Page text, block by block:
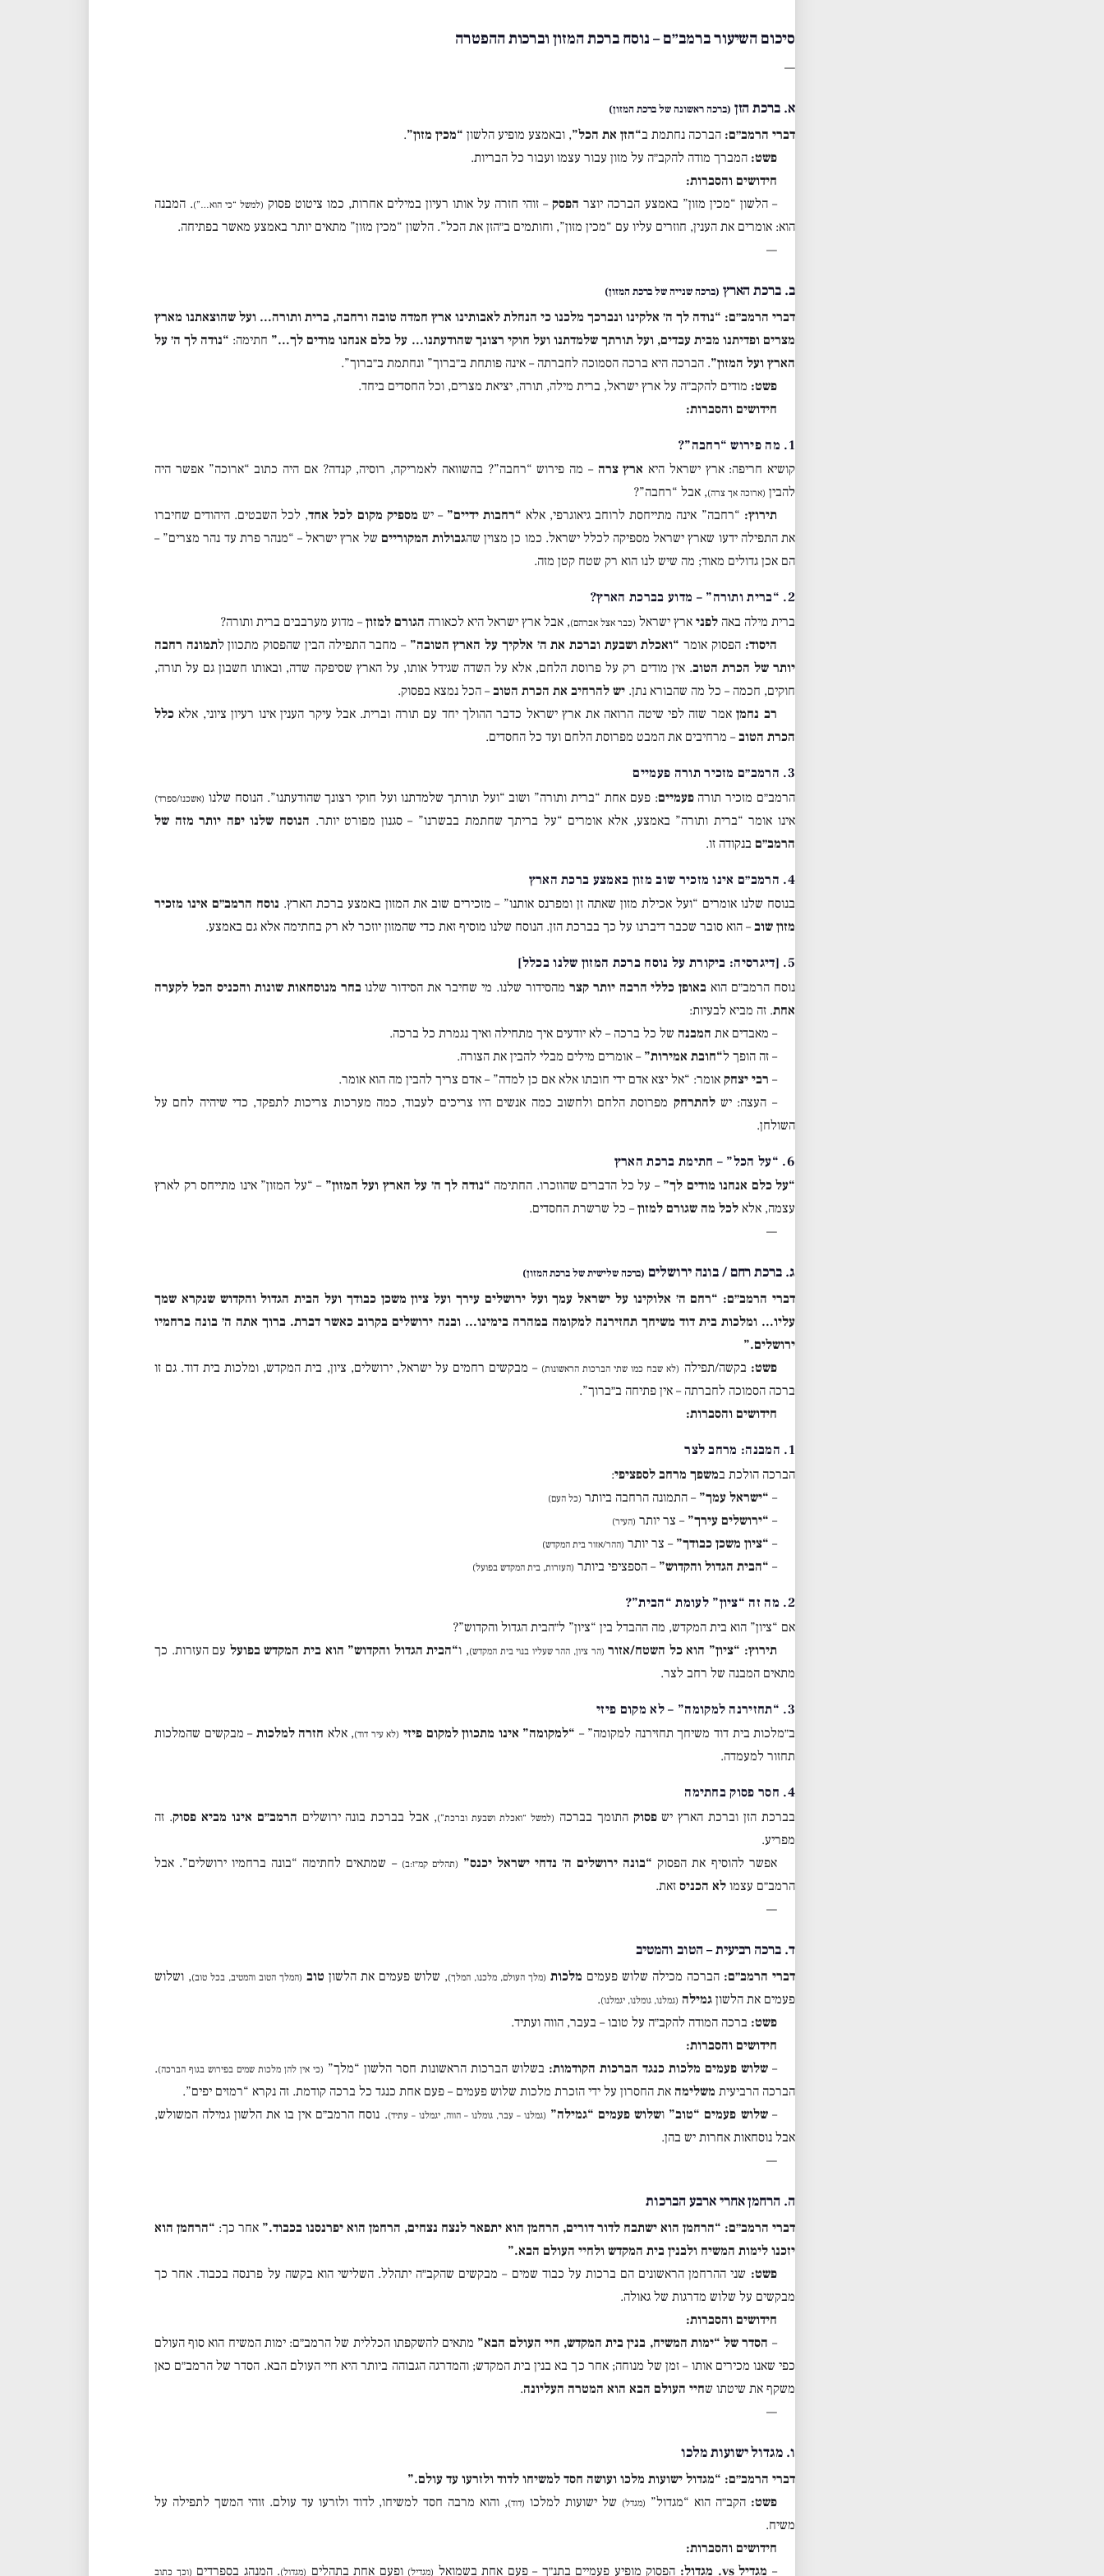
סיכום השיעור ברמב״ם – נוסח ברכת המזון וברכות ההפטרה
—
א. ברכת הזן (ברכה ראשונה של ברכת המזון)
דברי הרמב״ם: הברכה נחתמת ב“הזן את הכל”, ובאמצע מופיע הלשון “מכין מזון”.
פשט: המברך מודה להקב״ה על מזון עבור עצמו ועבור כל הבריות.
חידושים והסברות:
– הלשון “מכין מזון” באמצע הברכה יוצר הפסק– זוהי חזרה על אותו רעיון במילים אחרות, כמו ציטוט פסוק (למשל “כי הוא…”). המבנה
הוא: אומרים את הענין, חוזרים עליו עם “מכין מזון”, וחותמים ב״הזן את הכל”. הלשון “מכין מזון” מתאים יותר באמצע מאשר בפתיחה.
—
ב. ברכת הארץ (ברכה שנייה של ברכת המזון)
דברי הרמב״ם: “נודה לך ה׳ אלקינו ונברכך מלכנו כי הנחלת לאבותינו ארץ חמדה טובה ורחבה, ברית ותורה… ועל שהוצאתנו מארץ
מצרים ופדיתנו מבית עבדים, ועל תורתך שלמדתנו ועל חוקי רצונך שהודעתנו… על כלם אנחנו מודים לך…” חתימה: “נודה לך ה׳ על
הארץ ועל המזון”. הברכה היא ברכה הסמוכה לחברתה – אינה פותחת ב״ברוך” ונחתמת ב״ברוך”.
פשט: מודים להקב״ה על ארץ ישראל, ברית מילה, תורה, יציאת מצרים, וכל החסדים ביחד.
חידושים והסברות:
1. מה פירוש “רחבה”?
קושיא חריפה: ארץ ישראל היא ארץ צרה – מה פירוש “רחבה”? בהשוואה לאמריקה, רוסיה, קנדה? אם היה כתוב “ארוכה” אפשר היה
להבין (ארוכה אך צרה), אבל “רחבה”?
תירוץ: “רחבה” אינה מתייחסת לרוחב גיאוגרפי, אלא “רחבות ידיים” – יש מספיק מקום לכל אחד, לכל השבטים. היהודים שחיברו
את התפילה ידעו שארץ ישראל מספיקה לכלל ישראל. כמו כן מצוין שהגבולות המקוריים של ארץ ישראל – “מנהר פרת עד נהר מצרים” –
הם אכן גדולים מאוד; מה שיש לנו הוא רק שטח קטן מזה.
2. “ברית ותורה” – מדוע בברכת הארץ?
ברית מילה באה לפני ארץ ישראל (כבר אצל אברהם), אבל ארץ ישראל היא לכאורה הגורם למזון – מדוע מערבבים ברית ותורה?
היסוד: הפסוק אומר “ואכלת ושבעת וברכת את ה׳ אלקיך על הארץ הטובה” – מחבר התפילה הבין שהפסוק מתכוון לתמונה רחבה
יותר של הכרת הטוב. אין מודים רק על פרוסת הלחם, אלא על השדה שגידל אותו, על הארץ שסיפקה שדה, ובאותו חשבון גם על תורה,
חוקים, חכמה – כל מה שהבורא נתן. יש להרחיב את הכרת הטוב – הכל נמצא בפסוק.
רב נחמןאמר שזה לפי שיטה הרואה את ארץ ישראל כדבר ההולך יחד עם תורה וברית. אבל עיקר הענין אינו רעיון ציוני, אלא כלל
הכרת הטוב – מרחיבים את המבט מפרוסת הלחם ועד כל החסדים.
3. הרמב״ם מזכיר תורה פעמיים
הרמב״ם מזכיר תורהפעמיים: פעם אחת “ברית ותורה” ושוב “ועל תורתך שלמדתנו ועל חוקי רצונך שהודעתנו”. הנוסח שלנו (אשכנז/ספרד)
אינו אומר “ברית ותורה” באמצע, אלא אומרים “על בריתך שחתמת בבשרנו” – סגנון מפורט יותר. הנוסח שלנו יפה יותר מזה של
הרמב״ם בנקודה זו.
4. הרמב״ם אינו מזכיר שוב מזון באמצע ברכת הארץ
בנוסח שלנו אומרים “ועל אכילת מזון שאתה זן ומפרנס אותנו” – מזכירים שוב את המזון באמצע ברכת הארץ. נוסח הרמב״ם אינו מזכיר
מזון שוב – הוא סובר שכבר דיברנו על כך בברכת הזן. הנוסח שלנו מוסיף זאת כדי שהמזון יוזכר לא רק בחתימה אלא גם באמצע.
5. [דיגרסיה: ביקורת על נוסח ברכת המזון שלנו בכלל]
נוסח הרמב״ם הוא באופן כללי הרבה יותר קצר מהסידור שלנו. מי שחיבר את הסידור שלנובחר מנוסחאות שונות והכניס הכל לקערה
אחת. זה מביא לבעיות:
– מאבדים את המבנה של כל ברכה – לא יודעים איך מתחילה ואיך נגמרת כל ברכה.
– זה הופך ל“חובת אמירות” – אומרים מילים מבלי להבין את הצורה.
– רבי יצחק אומר: “אל יצא אדם ידי חובתו אלא אם כן למדה” – אדם צריך להבין מה הוא אומר.
– העצה: ישלהתרחק מפרוסת הלחם ולחשוב כמה אנשים היו צריכים לעבוד, כמה מערכות צריכות לתפקד, כדי שיהיה לחם על
השולחן.
6. “על הכל” – חתימת ברכת הארץ
“על כלם אנחנו מודים לך” – על כל הדברים שהוזכרו. החתימה “נודה לך ה׳ על הארץ ועל המזון” – “על המזון” אינו מתייחס רק לארץ
עצמה, אלא לכל מה שגורם למזון – כל שרשרת החסדים.
—
ג. ברכת רחם / בונה ירושלים (ברכה שלישית של ברכת המזון)
דברי הרמב״ם: “רחם ה׳ אלוקינו על ישראל עמך ועל ירושלים עירך ועל ציון משכן כבודך ועל הבית הגדול והקדוש שנקרא שמך
עליו… ומלכות בית דוד משיחך תחזירנה למקומה במהרה בימינו… ובנה ירושלים בקרוב כאשר דברת. ברוך אתה ה׳ בונה ברחמיו
ירושלים.”
פשט: בקשה/תפילה (לא שבח כמו שתי הברכות הראשונות) – מבקשים רחמים על ישראל, ירושלים, ציון, בית המקדש, ומלכות בית דוד. גם זו
ברכה הסמוכה לחברתה – אין פתיחה ב״ברוך”.
חידושים והסברות:
1. המבנה: מרחב לצר
הברכה הולכת במשפך מרחב לספציפי:
– “ישראל עמך” – התמונה הרחבה ביותר (כל העם)
– “ירושלים עירך” – צר יותר (העיר)
– “ציון משכן כבודך” – צר יותר (ההר/אזור בית המקדש)
– “הבית הגדול והקדוש” – הספציפי ביותר (העזרות, בית המקדש בפועל)
2. מה זה “ציון” לעומת “הבית”?
אם “ציון” הוא בית המקדש, מה ההבדל בין “ציון” ל״הבית הגדול והקדוש”?
תירוץ: “ציון” הוא כל השטח/אזור (הר ציון, ההר שעליו בנוי בית המקדש), ו“הבית הגדול והקדוש” הוא בית המקדש בפועל עם העזרות. כך
מתאים המבנה של רחב לצר.
3. “תחזירנה למקומה” – לא מקום פיזי
ב״מלכות בית דוד משיחך תחזירנה למקומה” – “למקומה” אינו מתכוון למקום פיזי (לא עיר דוד), אלא חזרה למלכות – מבקשים שהמלכות
תחזור למעמדה.
4. חסר פסוק בחתימה
בברכת הזן וברכת הארץ ישפסוק התומך בברכה (למשל “ואכלת ושבעת וברכת”), אבל בברכת בונה ירושלים הרמב״ם אינו מביא פסוק. זה
מפריע.
אפשר להוסיף את הפסוק “בונה ירושלים ה׳ נדחי ישראל יכנס” (תהלים קמ״ז:ב) – שמתאים לחתימה “בונה ברחמיו ירושלים”. אבל
הרמב״ם עצמו לא הכניס זאת.
—
ד. ברכה רביעית – הטוב והמטיב
דברי הרמב״ם: הברכה מכילה שלוש פעמים מלכות (מלך העולם, מלכנו, המלך), שלוש פעמים את הלשון טוב (המלך הטוב והמטיב, בכל טוב), ושלוש
פעמים את הלשון גמילה (גמלנו, גומלנו, יגמלנו).
פשט: ברכה המודה להקב״ה על טובו – בעבר, הווה ועתיד.
חידושים והסברות:
–שלוש פעמים מלכות כנגד הברכות הקודמות: בשלוש הברכות הראשונות חסר הלשון “מלך” (כי אין להן מלכות שמים בפירוש בגוף הברכה).
הברכה הרביעית משלימה את החסרון על ידי הזכרת מלכות שלוש פעמים – פעם אחת כנגד כל ברכה קודמת. זה נקרא “רמזים יפים”.
–שלוש פעמים “טוב” ושלוש פעמים “גמילה” (גמלנו – עבר, גומלנו – הווה, יגמלנו – עתיד). נוסח הרמב״ם אין בו את הלשון גמילה המשולש,
אבל נוסחאות אחרות יש בהן.
—
ה. הרחמן אחרי ארבע הברכות
דברי הרמב״ם: “הרחמן הוא ישתבח לדור דורים, הרחמן הוא יתפאר לנצח נצחים, הרחמן הוא יפרנסנו בכבוד.” אחר כך: “הרחמן הוא
יזכנו לימות המשיח ולבנין בית המקדש ולחיי העולם הבא.”
פשט: שני ההרחמן הראשונים הם ברכות על כבוד שמים – מבקשים שהקב״ה יתהלל. השלישי הוא בקשה על פרנסה בכבוד. אחר כך
מבקשים על שלוש מדרגות של גאולה.
חידושים והסברות:
– הסדר של “ימות המשיח, בנין בית המקדש, חיי העולם הבא” מתאים להשקפתו הכללית של הרמב״ם: ימות המשיח הוא סוף העולם
כפי שאנו מכירים אותו – זמן של מנוחה; אחר כך בא בנין בית המקדש; והמדרגה הגבוהה ביותר היא חיי העולם הבא. הסדר של הרמב״ם כאן
משקף את שיטתו שחיי העולם הבא הוא המטרה העליונה.
—
ו. מגדול ישועות מלכו
דברי הרמב״ם: “מגדול ישועות מלכו ועושה חסד למשיחו לדוד ולזרעו עד עולם.”
פשט: הקב״ה הוא “מגדול” (מגדל) של ישועות למלכו (דוד), והוא מרבה חסד למשיחו, לדוד ולזרעו עד עולם. זוהי המשך לתפילה על
משיח.
חידושים והסברות:
– מגדיל vs. מגדול: הפסוק מופיע פעמיים בתנ״ך – פעם אחת בשמואל (מגדיל) ופעם אחת בתהלים (מגדול). המנהג בספרדים (וכך כתוב